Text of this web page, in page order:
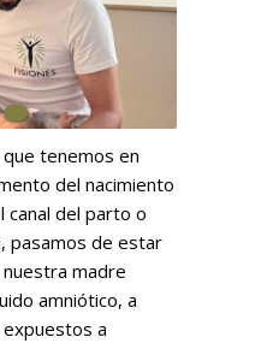
tenemos en
del nacimiento
canal del parto o
pasamos de estar
madre
amniótico, a
a